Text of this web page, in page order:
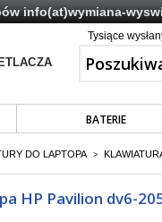
info(at)wymiana-
Tysiące
BATERIE
DO LAPTOPA >
HP Pavilion dv6-